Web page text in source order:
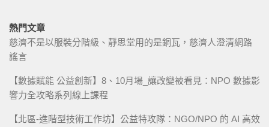
熱門文章
慈濟不是以服裝分階級、靜思堂用的是銅瓦，慈濟人澄清網路
謠言
【數據賦能 公益創新】8、10月場_讓改變被看見：NPO 數據影
響力全攻略系列線上課程
【北區-進階型技術工作坊】公益特攻隊：NGO/NPO 的 AI 高效